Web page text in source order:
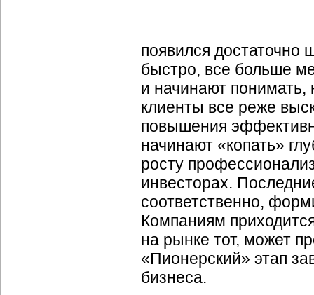
появился достаточно
быстро, все больше
и начинают понимать,
клиенты все реже
повышения
начинают «копать»
росту
инвесторах.
соответственно,
Компаниям
на рынке тот, может
«Пионерский» этап
бизнеса.